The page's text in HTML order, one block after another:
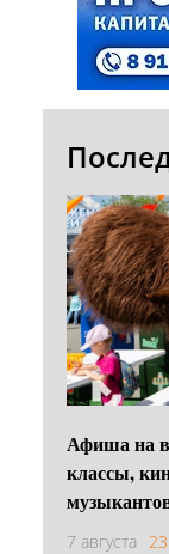
Афиша на
классы,
7 августа